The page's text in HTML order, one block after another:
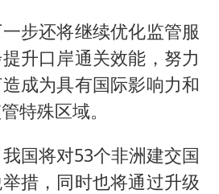
步还将继续优化监管服
升口岸通关效能，努力
成为具有国际影响力和
特殊区域。
国将对53个非洲建交国
措，同时也将通过升级